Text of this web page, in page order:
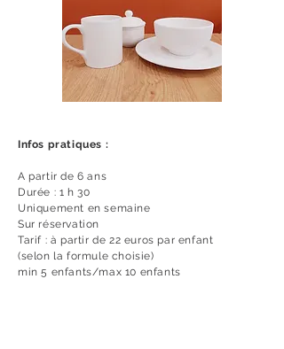
Infos pratiques :
A partir de 6 ans
Durée : 1 h 30
Uniquement en semaine
Sur réservation
Tarif : à partir de 22 euros par enfant
(selon la formule choisie)
min 5 enfants/max 10 enfants